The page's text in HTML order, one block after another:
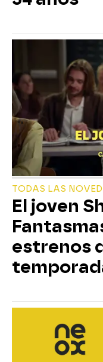
TODAS LAS
El joven
estrenos